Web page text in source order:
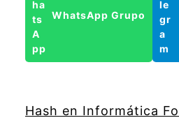
WhatsApp Grupo
Hash en Informática